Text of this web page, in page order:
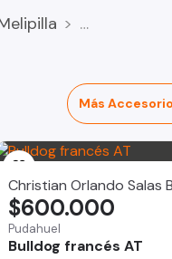
Más
Christian Orlando Salas
Pudahuel
Bulldog francés AT
$600.000